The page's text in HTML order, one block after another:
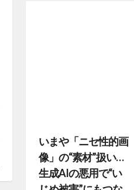
いまや「ニセ性的画
像」の“素材”扱い…
生成AIの悪用で“い